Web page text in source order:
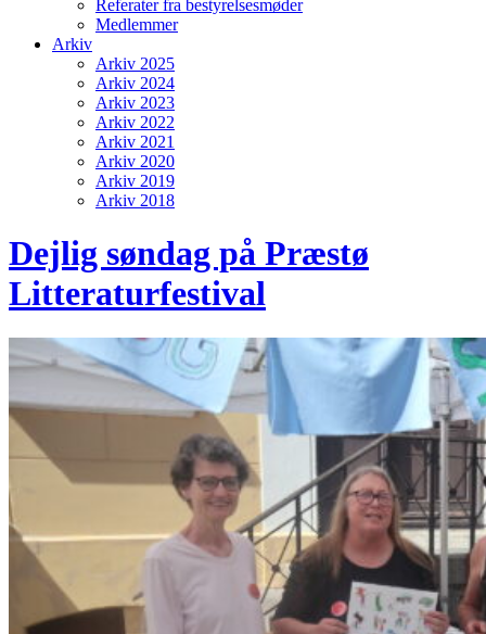
Referater fra bestyrelsesmøder
Medlemmer
Arkiv
Arkiv 2025
Arkiv 2024
Arkiv 2023
Arkiv 2022
Arkiv 2021
Arkiv 2020
Arkiv 2019
Arkiv 2018
Dejlig søndag på Præstø
Litteraturfestival